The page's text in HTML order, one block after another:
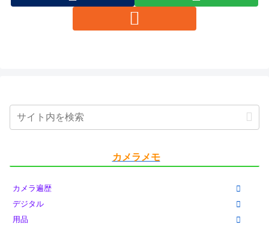
カメラメモ
カメラ遍歴
デジタル
用品